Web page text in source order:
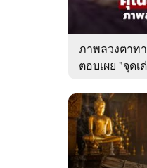
ภาพลวงตาท
ตอบเผย "จุด